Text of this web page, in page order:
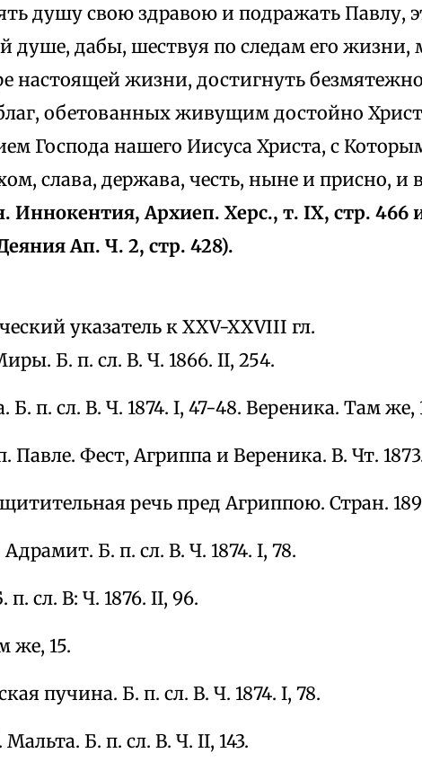
душу свою здравою и подражать Павлу,
душе, дабы, шествуя по следам его жизни,
настоящей жизни, достигнуть
обетованных живущим достойно
Господа нашего Иисуса Христа, с
слава, держава, честь, ныне и присно, и
Иннокентия, Архиеп. Херс., т. IX, стр. 466
Ап. Ч. 2, стр. 428).
указатель к XXV-XXVIII гл.
Б. п. сл. В. Ч. 1866. II, 254.
Б. п. сл. В. Ч. 1874. I, 47-48. Вереника. Там же,
Павле. Фест, Агриппа и Вереника. В. Чт.
речь пред Агриппою. Стран.
Б. п. сл. В. Ч. 1874. I, 78.
сл. В: Ч. 1876. II, 96.
же, 15.
пучина. Б. п. сл. В. Ч. 1874. I, 78.
Мальта. Б. п. сл. В. Ч. II, 143.